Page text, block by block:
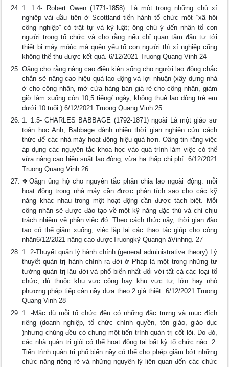
1. 1.4- Robert Owen (1771-1858). Là một trong những chủ xí
nghiệp vải đầu tiên ở Scottland tiến hành tổ chức một “xã hội
công nghiệp” có trật tự và kỷ luật; ông chú ý đến nhân tố con
người trong tổ chức và cho rằng nếu chỉ quan tâm đầu tư tới
thiết bị máy móùc mà quên yếu tố con người thì xí nghiệp cũng
không thể thu được kết quả. 6/12/2021 Truong Quang Vinh 24
Oâng cho rằng nâng cao điều kiện sống cho người lao động chắc
chắn sẽ nâng cao hiệu quả lao động và lợi nhuận (xây dựng nhà
ở cho công nhân, mở cửa hàng bán giá rẻ cho công nhân, giảm
giờ làm xuống còn 10,5 tiếng/ ngày, không thuê lao dộng trẻ em
dưới 10 tuổi.) 6/12/2021 Truong Quang Vinh 25
1. 1.5- CHARLES BABBAGE (1792-1871) ngoài Là một giáo sư
toán học Anh, Babbage dành nhiều thời gian nghiên cứu cách
thức để các nhà máy hoạt động hiệu quả hơn. Oâng tin rằng việc
áp dụng các nguyên tắc khoa học vào quá trình làm việc có thể
vừa nâng cao hiệu suất lao động, vừa hạ thấp chi phí. 6/12/2021
Truong Quang Vinh 26
❖Oâgn ủng hộ cho nguyên tắc phân chia lao ngoài động: mỗi
hoạt động trong nhà máy cần được phân tích sao cho các kỹ
năng khác nhau trong một hoạt động cần được tách biệt. Mỗi
công nhân sẽ được đào tạo về một kỹ năng đặc thù và chỉ chịu
trách nhiệm về phần việc đó. Theo cách thức nầy, thời gian đào
tạo có thể giảm xuống, việc lặp lại các thao tác giúp cho công
nhân6/12/2021 nâng cao đượcTruongkỹ Quangn ăVinhng. 27
1. 2-Thuyết quản lý hành chính (general administrative theory) Lý
thuyết quản trị hành chính ra đời ở Pháp là một trong những tư
tưởng quản trị lâu đời và phổ biến nhất đối với tất cả các loại tổ
chức, dù thuộc khu vực công hay khu vực tư, lớn hay nhỏ
phương pháp tiếp cận nầy dựa theo 2 giả thiết: 6/12/2021 Truong
Quang Vinh 28
1. -Mặc dù mỗi tổ chức đều có những đặc trưng và mục đích
riêng (doanh nghiệp, tổ chức chính quyền, tôn giáo, giáo dục
)nhưng chúng đều có chung một tiến trình quản trị cốt lõi. Do đó,
các nhà quản trị giỏi có thể hoạt động tại bất kỳ tổ chức nào. 2.
Tiến trình quản trị phổ biến nầy có thể cho phép giảm bớt những
chức năng riêng rẽ và những nguyên lý liên quan đến các chức